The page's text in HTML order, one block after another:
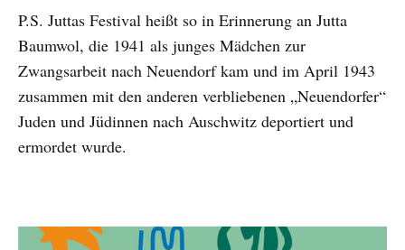
P.S. Juttas Festival heißt so in Erinnerung an Jutta
Baumwol, die 1941 als junges Mädchen zur
Zwangsarbeit nach Neuendorf kam und im April 1943
zusammen mit den anderen verbliebenen „Neuendorfer“
Juden und Jüdinnen nach Auschwitz deportiert und
ermordet wurde.